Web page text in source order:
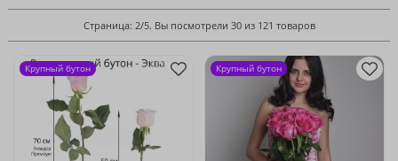
Страница: 2/5. Вы посмотрели 30 из 121 товаров
Крупный бутон Крупный бутон